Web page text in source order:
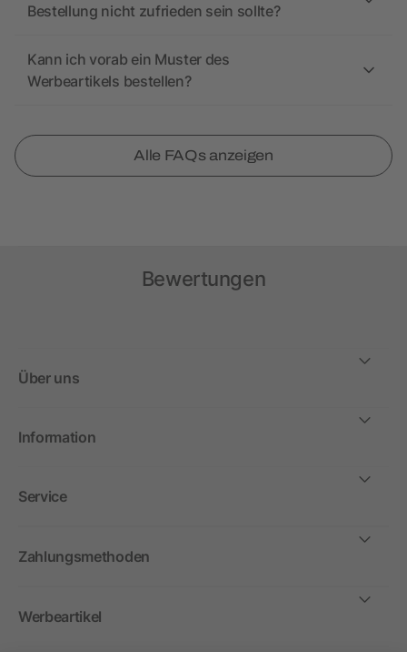
Bestellung nicht zufrieden sein sollte?
Kann ich vorab ein Muster des
Werbeartikels bestellen?
Alle FAQs anzeigen
Bewertungen
Über uns
Information
Service
Zahlungsmethoden
Werbeartikel